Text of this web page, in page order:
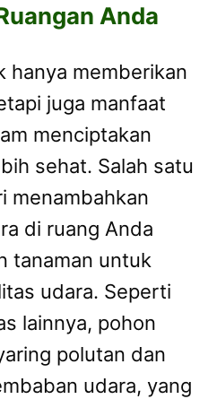
Anda
hanya memberikan
juga manfaat
menciptakan
sehat. Salah satu
menambahkan
di ruang Anda
tanaman untuk
udara. Seperti
lainnya, pohon
polutan dan
udara, yang